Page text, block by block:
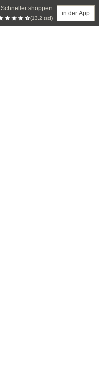
Schneller shoppen
(13.2 tsd)
in der App